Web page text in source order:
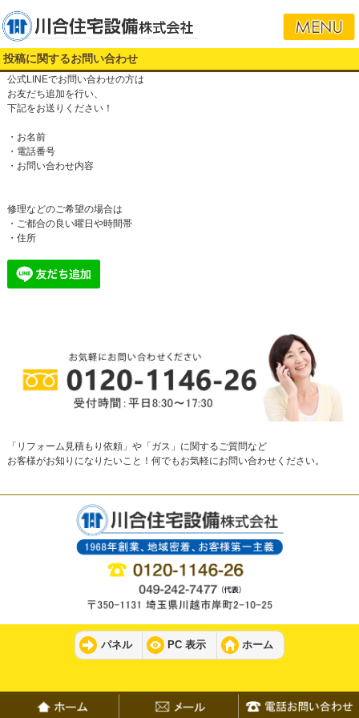
投稿に関するお問い合わせ
公式LINEでお問い合わせの方は
お友だち追加を行い、
下記をお送りください！
・お名前
・電話番号
・お問い合わせ内容
修理などのご希望の場合は
・ご都合の良い曜日や時間帯
・住所
「リフォーム見積もり依頼」や「ガス」に関するご質問など
お客様がお知りになりたいこと！何でもお気軽にお問い合わせください。
パネル PC 表示 ホーム